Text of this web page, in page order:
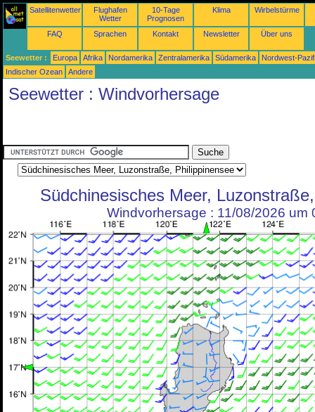
Satellitenwetter
Flughafen
Wetter
10-Tage
Prognosen
Klima Wirbelstürme
FAQ Sprachen Kontakt Newsletter Über uns
Seewetter : Europa Afrika Nordamerika Zentralamerika Südamerika
Nordwest-
Indischer Ozean
Andere
Seewetter : Windvorhersage
Südchinesisches Meer,
Windvorhersage : 11/08/2026 um